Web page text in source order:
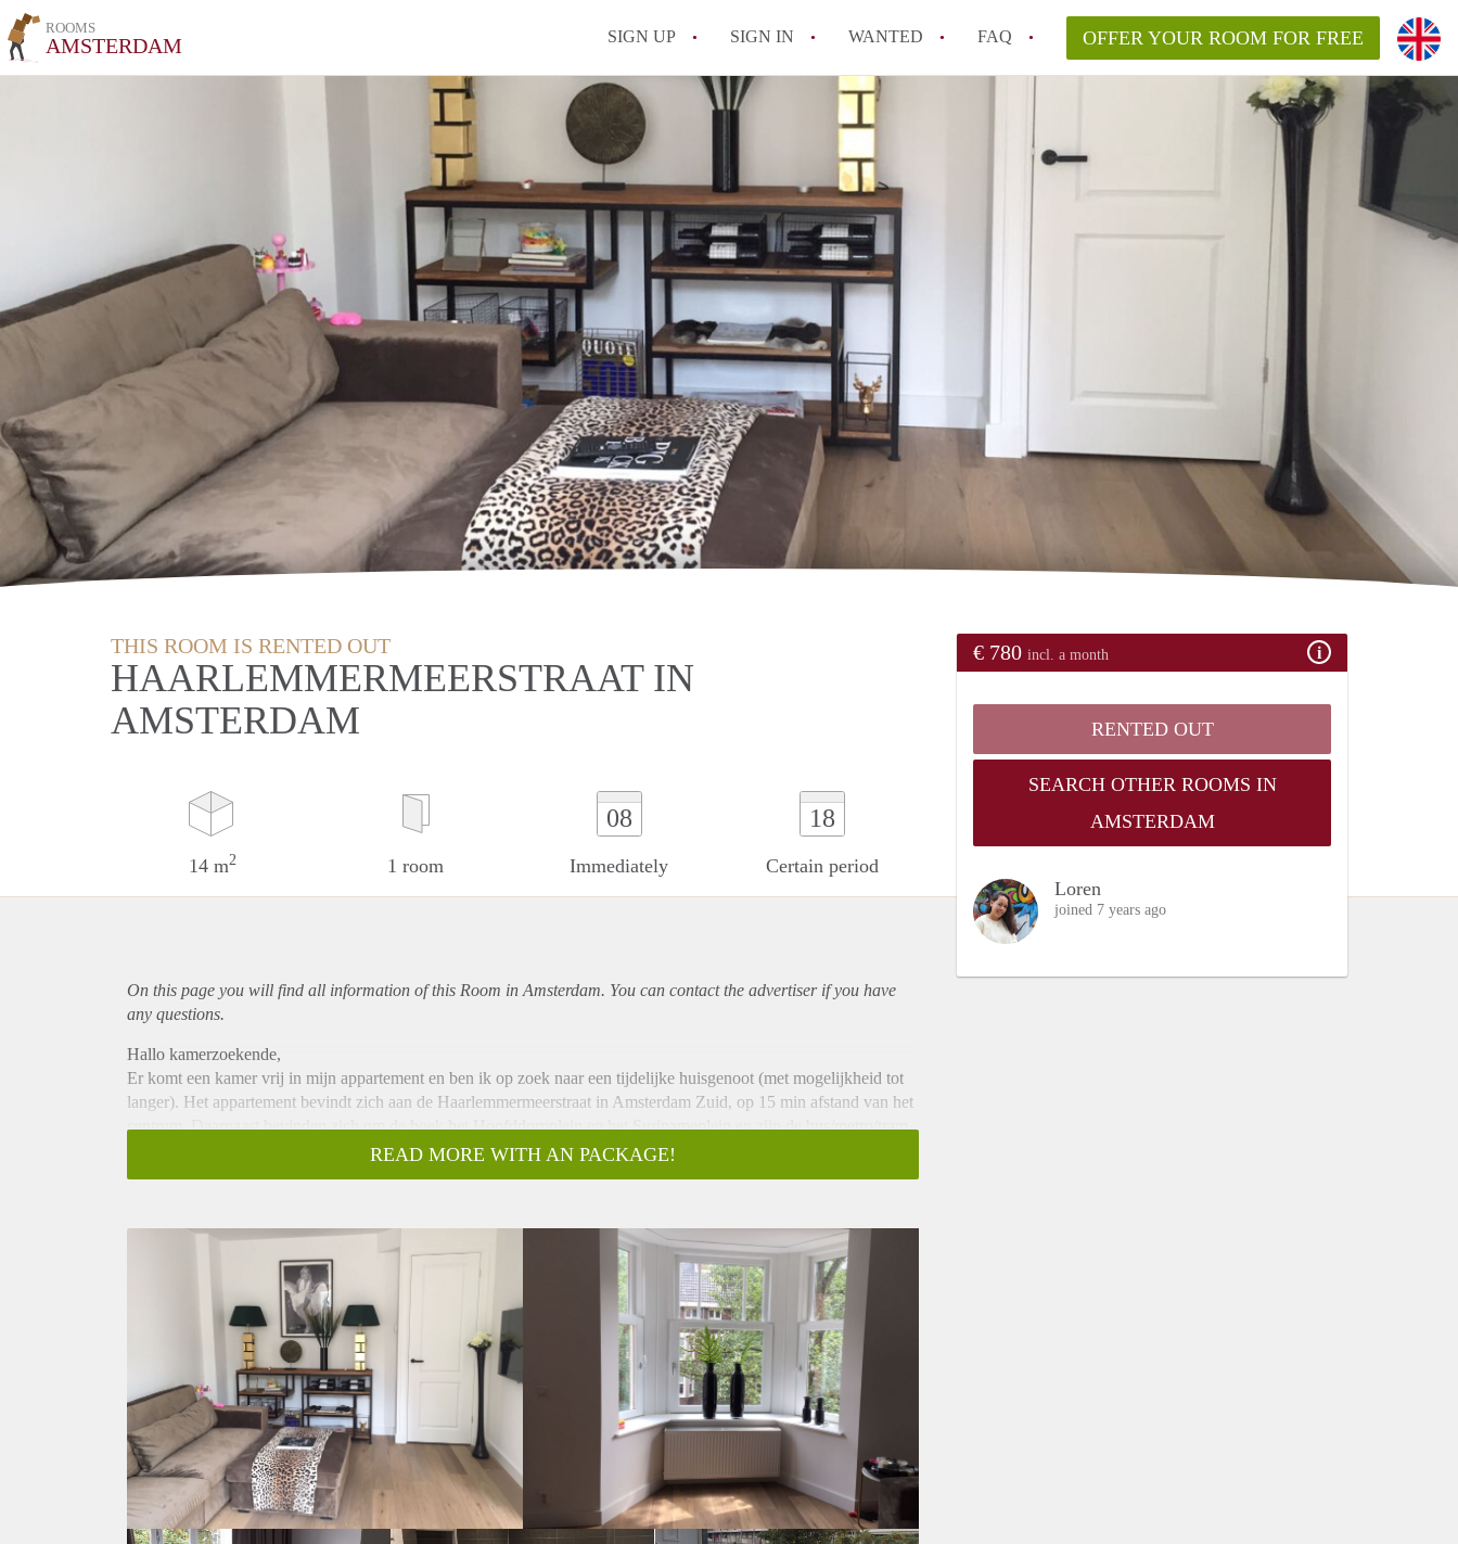
ROOMS
AMSTERDAM SIGN UP SIGN IN WANTED FAQ
All FAQs
OFFER YOUR ROOM FOR FREE
THIS ROOM IS RENTED OUT
HAARLEMMERMEERSTRAAT IN
AMSTERDAM
14 m2 1 room
08
Immediately
18
Certain period
€ 780 incl. a month
RENTED OUT
SEARCH OTHER ROOMS IN
AMSTERDAM
Loren
joined 7 years ago
On this page you will find all information of this Room in Amsterdam. You can contact the advertiser if you have
any questions.
Hallo kamerzoekende,
Er komt een kamer vrij in mijn appartement en ben ik op zoek naar een tijdelijke huisgenoot (met mogelijkheid tot
langer). Het appartement bevindt zich aan de Haarlemmermeerstraat in Amsterdam Zuid, op 15 min afstand van het
centrum. Daarnaast bevinden zich om de hoek het Hoofddorpplein en het Surinameplein en zijn de bus/metro/tram
Het recentelijk verbouwde appartement beschikt over 2 slaapkamers, woonkamer, keuken (inclusief oven en
vindt om af en toe samen te koken en van een drankje en een feestje houdt.
READ MORE WITH AN PACKAGE!